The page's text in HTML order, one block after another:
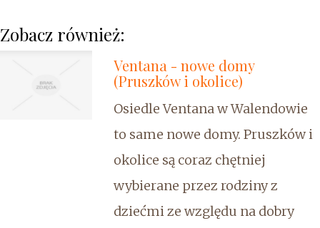
Zobacz również:
Ventana - nowe domy
(Pruszków i okolice)
Osiedle Ventana w Walendowie
to same nowe domy. Pruszków i
okolice są coraz chętniej
wybierane przez rodziny z
dziećmi ze względu na dobry